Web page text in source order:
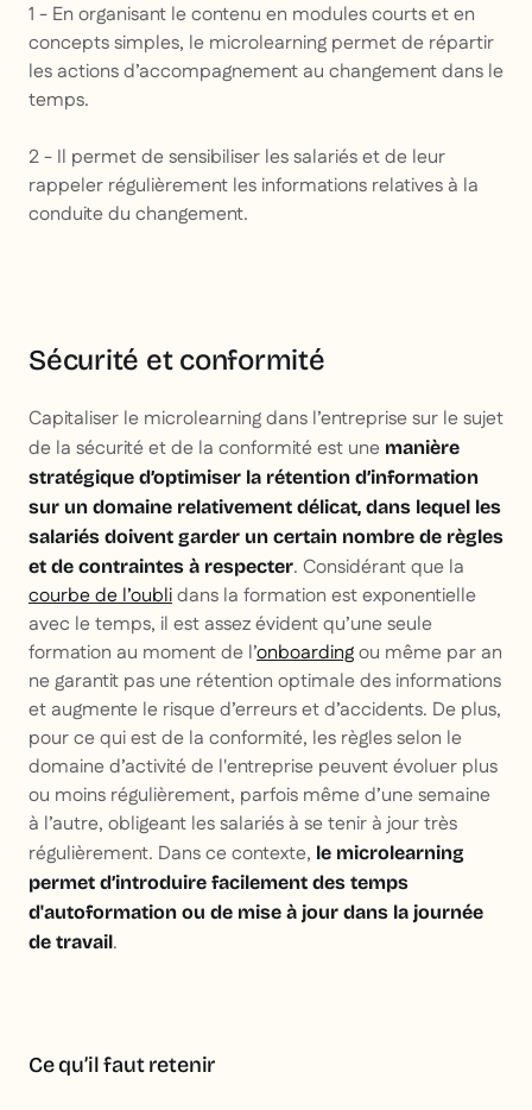
1 - En organisant le contenu en modules courts et en
concepts simples, le microlearning permet de répartir
les actions d’accompagnement au changement dans le
temps.
2 - Il permet de sensibiliser les salariés et de leur
rappeler régulièrement les informations relatives à la
conduite du changement.
Sécurité et conformité
Capitaliser le microlearning dans l’entreprise sur le sujet
de la sécurité et de la conformité est une manière
stratégique d’optimiser la rétention d’information
sur un domaine relativement délicat, dans lequel les
salariés doivent garder un certain nombre de règles
et de contraintes à respecter. Considérant que la
courbe de l’oublidans la formation est exponentielle
avec le temps, il est assez évident qu’une seule
formation au moment de l’onboardingou même par an
ne garantit pas une rétention optimale des informations
et augmente le risque d’erreurs et d’accidents. De plus,
pour ce qui est de la conformité, les règles selon le
domaine d’activité de l'entreprise peuvent évoluer plus
ou moins régulièrement, parfois même d’une semaine
à l’autre, obligeant les salariés à se tenir à jour très
régulièrement. Dans ce contexte, le microlearning
permet d’introduire facilement des temps
d'autoformation ou de mise à jour dans la journée
de travail.
Ce qu’il faut retenir